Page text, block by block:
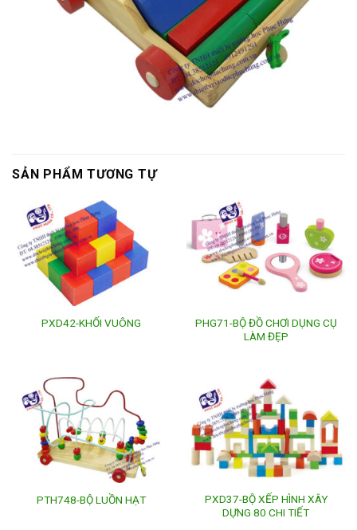
SẢN PHẨM TƯƠNG TỰ
PXD42-KHỐI VUÔNG
PHG71-BỘ ĐỒ CHƠI DỤNG CỤ
LÀM ĐẸP
PTH748-BỘ LUỒN HẠT
PXD37-BỘ XẾP HÌNH XÂY
DỰNG 80 CHI TIẾT